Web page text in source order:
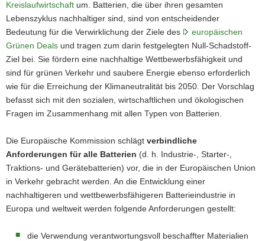
Kreislaufwirtschaft um. Batterien, die über ihren gesamten
Lebenszyklus nachhaltiger sind, sind von entscheidender
Bedeutung für die Verwirklichung der Ziele des
europäischen
Grünen Deals und tragen zum darin festgelegten Null-Schadstoff-
Ziel bei. Sie fördern eine nachhaltige Wettbewerbsfähigkeit und
sind für grünen Verkehr und saubere Energie ebenso erforderlich
wie für die Erreichung der Klimaneutralität bis 2050. Der Vorschlag
befasst sich mit den sozialen, wirtschaftlichen und ökologischen
Fragen im Zusammenhang mit allen Typen von Batterien.
Die Europäische Kommission schlägt verbindliche
Anforderungen für alle Batterien (d. h. Industrie-, Starter-,
Traktions- und Gerätebatterien) vor, die in der Europäischen Union
in Verkehr gebracht werden. An die Entwicklung einer
nachhaltigeren und wettbewerbsfähigeren Batterieindustrie in
Europa und weltweit werden folgende Anforderungen gestellt:
die Verwendung verantwortungsvoll beschaffter Materialien